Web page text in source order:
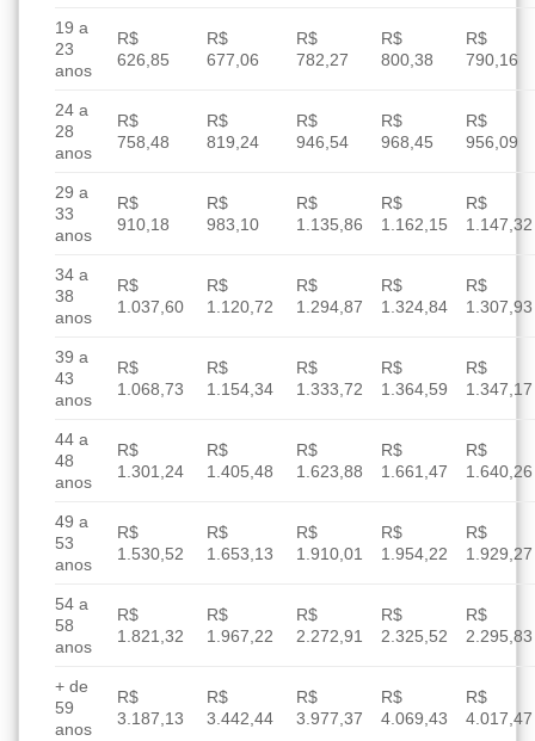
19 a
23
anos
R$
626,85
R$
677,06
R$
782,27
R$
800,38
R$
790,16
24 a
28
anos
R$
758,48
R$
819,24
R$
946,54
R$
968,45
R$
956,09
29 a
33
anos
R$
910,18
R$
983,10
R$
1.135,86
R$
1.162,15
R$
1.147,32
34 a
38
anos
R$
1.037,60
R$
1.120,72
R$
1.294,87
R$
1.324,84
R$
1.307,93
39 a
43
anos
R$
1.068,73
R$
1.154,34
R$
1.333,72
R$
1.364,59
R$
1.347,17
44 a
48
anos
R$
1.301,24
R$
1.405,48
R$
1.623,88
R$
1.661,47
R$
1.640,26
49 a
53
anos
R$
1.530,52
R$
1.653,13
R$
1.910,01
R$
1.954,22
R$
1.929,27
54 a
58
anos
R$
1.821,32
R$
1.967,22
R$
2.272,91
R$
2.325,52
R$
2.295,83
+ de
59
anos
R$
3.187,13
R$
3.442,44
R$
3.977,37
R$
4.069,43
R$
4.017,47